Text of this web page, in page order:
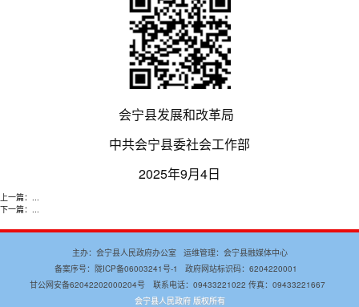
会宁县发展和改革局
中共会宁县委社会工作部
2025年9月4日
上一篇： ...
下一篇： ...
主办：会宁县人民政府办公室 运维管理：会宁县融媒体中心
备案序号： 陇ICP备06003241号-1
政府网站标识码：6204220001
甘公网安备62042202000204号 联系电话：09433221022 传真：09433221667
会宁县人民政府 版权所有